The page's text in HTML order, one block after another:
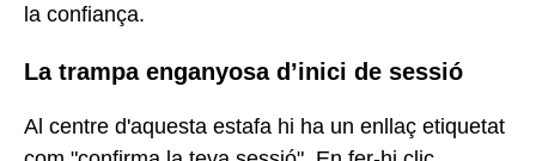
la confiança.
La trampa enganyosa d’inici de sessió
Al centre d'aquesta estafa hi ha un enllaç etiquetat